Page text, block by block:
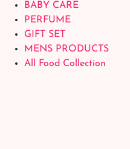
BABY CARE
PERFUME
GIFT SET
MENS PRODUCTS
All Food Collection